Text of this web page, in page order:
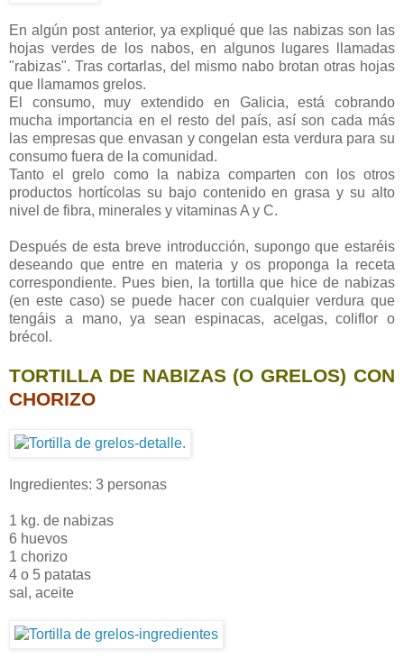
En algún post anterior, ya expliqué que las nabizas son las
hojas verdes de los nabos, en algunos lugares llamadas
"rabizas". Tras cortarlas, del mismo nabo brotan otras hojas
que llamamos grelos.
El consumo, muy extendido en Galicia, está cobrando
mucha importancia en el resto del país, así son cada más
las empresas que envasan y congelan esta verdura para su
consumo fuera de la comunidad.
Tanto el grelo como la nabiza comparten con los otros
productos hortícolas su bajo contenido en grasa y su alto
nivel de fibra, minerales y vitaminas A y C.
Después de esta breve introducción, supongo que estaréis
deseando que entre en materia y os proponga la receta
correspondiente. Pues bien, la tortilla que hice de nabizas
(en este caso) se puede hacer con cualquier verdura que
tengáis a mano, ya sean espinacas, acelgas, coliflor o
brécol.
TORTILLA DE NABIZAS (O GRELOS) CON
CHORIZO
Ingredientes: 3 personas
1 kg. de nabizas
6 huevos
1 chorizo
4 o 5 patatas
sal, aceite